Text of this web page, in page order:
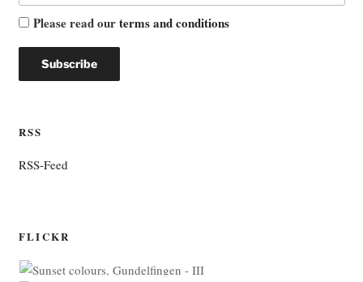
Please read ourterms and conditions
RSS
RSS-Feed
FLICKR